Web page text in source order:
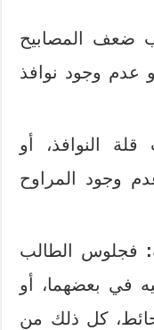
ضعف المصابيح
عدم وجود نوافذ
النوافذ، أو
وجود المراوح
فجلوس الطالب
في بعضهما، أو
كل ذلك من